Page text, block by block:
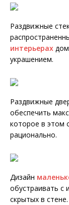
Раздвижные
интерьерах
украшением.
Раздвижные
обеспечить
которое в этом
рационально.
Дизайн
обустраивать с
скрытых в